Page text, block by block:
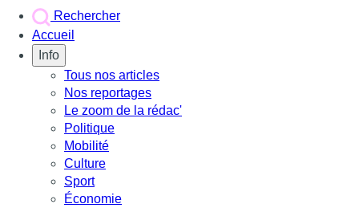
Rechercher
Accueil
Info
Tous nos articles
Nos reportages
Le zoom de la rédac'
Politique
Mobilité
Culture
Sport
Économie